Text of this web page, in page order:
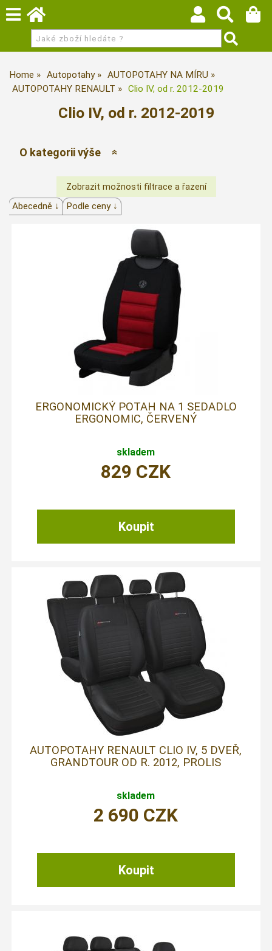
Home Autopotahy
AUTOPOTAHY NA MÍRU
AUTOPOTAHY RENAULT
Clio IV, od r. 2012-2019
Clio IV, od r. 2012-2019
O kategorii výše
Abecedně ↓ Podle ceny ↓
ERGONOMICKÝ POTAH NA 1 SEDADLO
ERGONOMIC, ČERVENÝ
skladem
829 CZK
AUTOPOTAHY RENAULT CLIO IV, 5 DVEŘ,
GRANDTOUR OD R. 2012, PROLIS
skladem
2 690 CZK